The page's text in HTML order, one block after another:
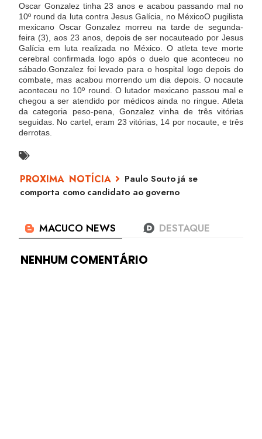
Oscar Gonzalez tinha 23 anos e acabou passando mal no
10º round da luta contra Jesus Galícia, no MéxicoO pugilista
mexicano Oscar Gonzalez morreu na tarde de segunda-
feira (3), aos 23 anos, depois de ser nocauteado por Jesus
Galícia em luta realizada no México. O atleta teve morte
cerebral confirmada logo após o duelo que aconteceu no
sábado.Gonzalez foi levado para o hospital logo depois do
combate, mas acabou morrendo um dia depois. O nocaute
aconteceu no 10º round. O lutador mexicano passou mal e
chegou a ser atendido por médicos ainda no ringue. Atleta
da categoria peso-pena, Gonzalez vinha de três vitórias
seguidas. No cartel, eram 23 vitórias, 14 por nocaute, e três
derrotas.
Paulo Souto já se
comporta como candidato ao governo
NENHUM COMENTÁRIO